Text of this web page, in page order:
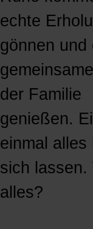
echte
gönnen und
der Familie
genießen.
einmal alles
sich lassen.
alles?